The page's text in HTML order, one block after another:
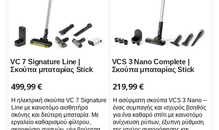
VC 7 Signature Line |
Σκούπα μπαταρίας Stick
499,99€
Η ηλεκτρική σκούπα VC 7 Signature
Line με καινοτόμο αισθητήρα
σκόνης και δεύτερη μπαταρία. Με
εργαλείο καθαρισμού φίλτρου,
VCS 3 Nano Complete |
Σκούπα μπαταρίας Stick
219,99€
Η ασύρματη σκούπα VCS 3 Nano –
ένας συμπαγής και ισχυρός βοηθός
για ένα καθαρό σπίτι με καινοτόμο
ανίχνευση ρύπων, έξυπνη ρύθμιση